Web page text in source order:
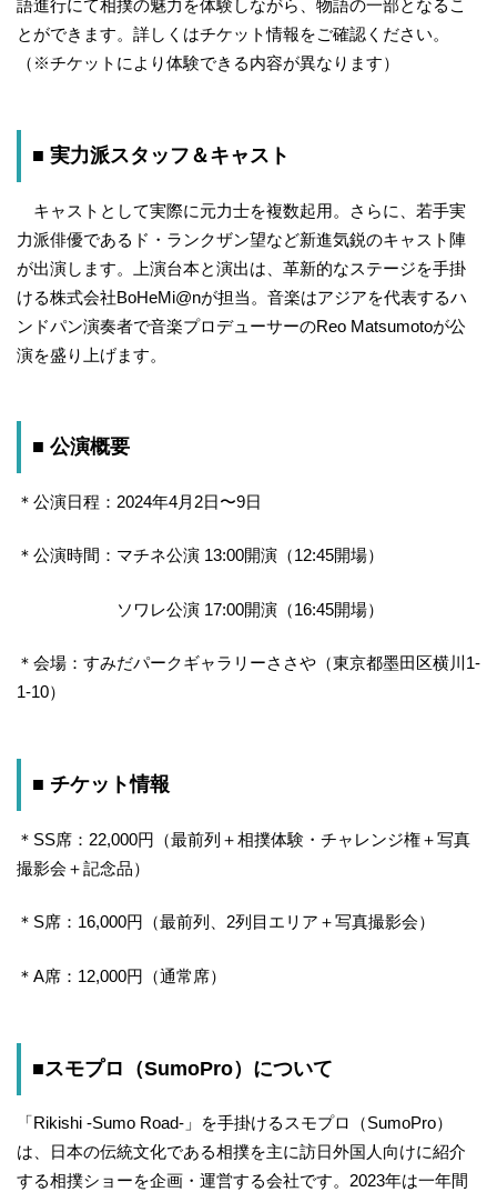
語進行にて相撲の魅力を体験しながら、物語の一部となるこ
とができます。詳しくはチケット情報をご確認ください。
（※チケットにより体験できる内容が異なります）
■ 実力派スタッフ＆キャスト
キャストとして実際に元力士を複数起用。さらに、若手実
力派俳優であるド・ランクザン望など新進気鋭のキャスト陣
が出演します。上演台本と演出は、革新的なステージを手掛
ける株式会社BoHeMi@nが担当。音楽はアジアを代表するハ
ンドパン演奏者で音楽プロデューサーのReo Matsumotoが公
演を盛り上げます。
■ 公演概要
＊公演日程：2024年4月2日〜9日
＊公演時間：マチネ公演 13:00開演（12:45開場）
ソワレ公演 17:00開演（16:45開場）
＊会場：すみだパークギャラリーささや（東京都墨田区横川1-
1-10）
■ チケット情報
＊SS席：22,000円（最前列＋相撲体験・チャレンジ権＋写真
撮影会＋記念品）
＊S席：16,000円（最前列、2列目エリア＋写真撮影会）
＊A席：12,000円（通常席）
■スモプロ（SumoPro）について
「Rikishi -Sumo Road-」を手掛けるスモプロ（SumoPro）
は、日本の伝統文化である相撲を主に訪日外国人向けに紹介
する相撲ショーを企画・運営する会社です。2023年は一年間